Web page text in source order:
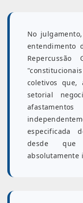
No
entendimento
coletivos que,
setorial
especificada
desde que
absolutamente